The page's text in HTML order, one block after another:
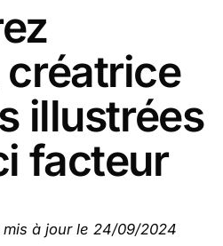
créatrice
illustrées
facteur
à jour le 24/09/2024